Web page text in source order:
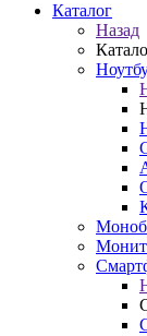
Каталог
Назад